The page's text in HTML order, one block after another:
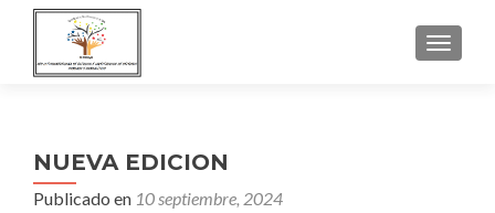
NUEVA EDICION
Publicado en 10 septiembre, 2024